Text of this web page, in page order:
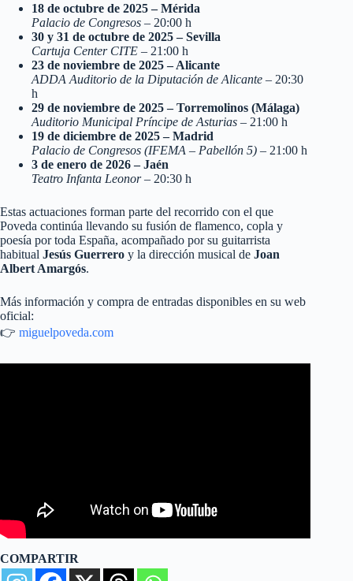
18 de octubre de 2025 – Mérida
Palacio de Congresos – 20:00 h
30 y 31 de octubre de 2025 – Sevilla
Cartuja Center CITE – 21:00 h
23 de noviembre de 2025 – Alicante
ADDA Auditorio de la Diputación de Alicante – 20:30
h
29 de noviembre de 2025 – Torremolinos (Málaga)
Auditorio Municipal Príncipe de Asturias – 21:00 h
19 de diciembre de 2025 – Madrid
Palacio de Congresos (IFEMA – Pabellón 5) – 21:00 h
3 de enero de 2026 – Jaén
Teatro Infanta Leonor– 20:30 h
Estas actuaciones forman parte del recorrido con el que
Poveda continúa llevando su fusión de flamenco, copla y
poesía por toda España, acompañado por su guitarrista
habitual Jesús Guerrero y la dirección musical de Joan
Albert Amargós.
Más información y compra de entradas disponibles en su web
oficial:
👉 miguelpoveda.com
COMPARTIR